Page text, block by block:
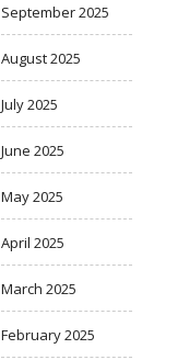
September 2025
August 2025
July 2025
June 2025
May 2025
April 2025
March 2025
February 2025